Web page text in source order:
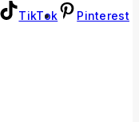
TikTok Pinterest